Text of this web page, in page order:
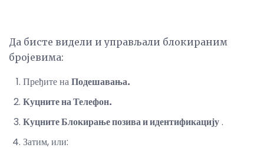
Да бисте видели и управљали блокираним
бројевима:
Пређите наПодешавања.
Куцните на Телефон.
Куцните Блокирање позива и идентификацију.
Затим, или: